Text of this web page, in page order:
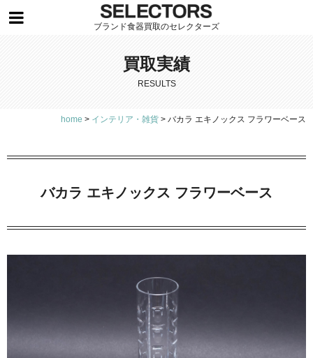
ブランド食器買取のセレクターズ
買取実績
RESULTS
home > インテリア・雑貨 > バカラ エキノックス フラワーベース
バカラ エキノックス フラワーベース